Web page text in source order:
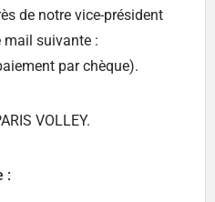
de notre vice-président
mail suivante :
par chèque).
VOLLEY.
: